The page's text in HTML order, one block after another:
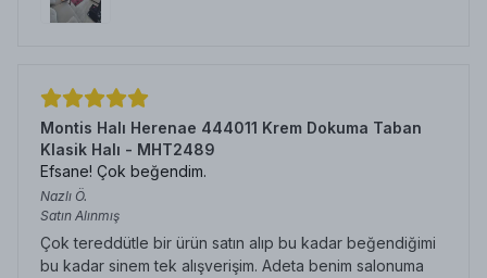
Montis Halı Herenae 444011 Krem Dokuma Taban
Klasik Halı - MHT2489
Efsane! Çok beğendim.
Nazlı Ö.
Satın Alınmış
Çok tereddütle bir ürün satın alıp bu kadar beğendiğimi
bu kadar sinem tek alışverişim. Adeta benim salonuma